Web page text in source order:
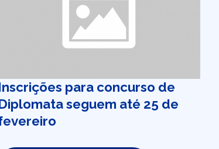
para concurso de
seguem até 25 de